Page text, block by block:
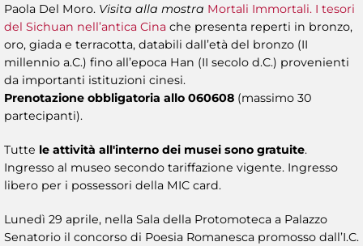
Paola Del Moro. Visita alla mostra Mortali Immortali. I tesori
del Sichuan nell’antica Cina che presenta reperti in bronzo,
oro, giada e terracotta, databili dall’età del bronzo (II
millennio a.C.) fino all’epoca Han (II secolo d.C.) provenienti
da importanti istituzioni cinesi.
Prenotazione obbligatoria allo 060608 (massimo 30
partecipanti).
Tutte le attività all'interno dei musei sono gratuite.
Ingresso al museo secondo tariffazione vigente. Ingresso
libero per i possessori della MIC card.
Lunedì 29 aprile, nella Sala della Protomoteca a Palazzo
Senatorio il concorso di Poesia Romanesca promosso dall’I.C.